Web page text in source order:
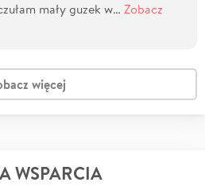
mały guzek w… Zobacz
więcej
WSPARCIA